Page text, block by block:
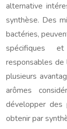
alternative
synthèse. Des
bactéries,
spécifiques
responsables de
plusieurs
arômes
développer des
obtenir par